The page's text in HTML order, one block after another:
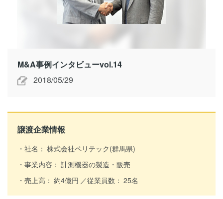
M&A事例インタビューvol.14
2018/05/29
譲渡企業情報
社名： 株式会社ペリテック(群馬県)
事業内容： 計測機器の製造・販売
売上高： 約4億円 従業員数： 25名